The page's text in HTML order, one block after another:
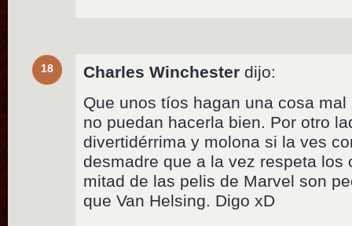
18 Charles Winchester dijo:
Que unos tíos hagan una cosa
no puedan hacerla bien. Por otro
divertidérrima y molona si la ves
desmadre que a la vez respeta los
mitad de las pelis de Marvel son
que Van Helsing. Digo xD